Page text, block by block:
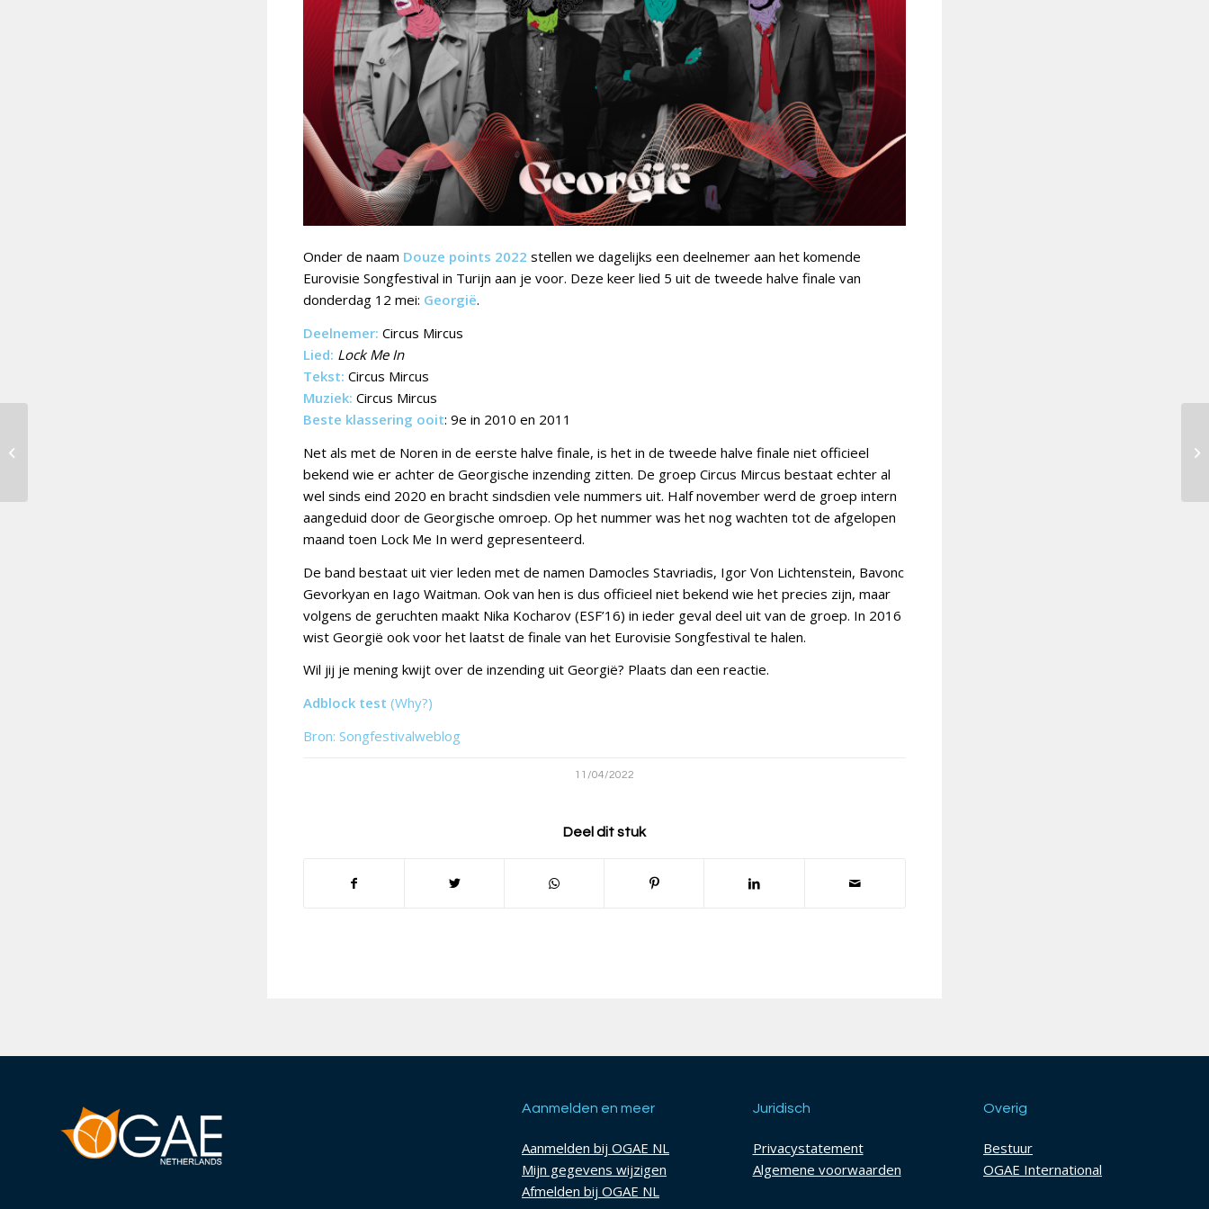
Onder de naam Douze points 2022 stellen we dagelijks een deelnemer aan het komende
Eurovisie Songfestival in Turijn aan je voor. Deze keer lied 5 uit de tweede halve finale van
donderdag 12 mei: Georgië.
Deelnemer: Circus Mircus
Lied: Lock Me In
Tekst: Circus Mircus
Muziek: Circus Mircus
Beste klassering ooit: 9e in 2010 en 2011
Net als met de Noren in de eerste halve finale, is het in de tweede halve finale niet officieel
bekend wie er achter de Georgische inzending zitten. De groep Circus Mircus bestaat echter al
wel sinds eind 2020 en bracht sindsdien vele nummers uit. Half november werd de groep intern
aangeduid door de Georgische omroep. Op het nummer was het nog wachten tot de afgelopen
maand toen Lock Me In werd gepresenteerd.
De band bestaat uit vier leden met de namen Damocles Stavriadis, Igor Von Lichtenstein, Bavonc
Gevorkyan en Iago Waitman. Ook van hen is dus officieel niet bekend wie het precies zijn, maar
volgens de geruchten maakt Nika Kocharov (ESF’16) in ieder geval deel uit van de groep. In 2016
wist Georgië ook voor het laatst de finale van het Eurovisie Songfestival te halen.
Wil jij je mening kwijt over de inzending uit Georgië? Plaats dan een reactie.
Adblock test (Why?)
Bron: Songfestivalweblog
11/04/2022
Deel dit stuk
Aanmelden en meer
Aanmelden bij OGAE NL
Mijn gegevens wijzigen
Afmelden bij OGAE NL
Juridisch
Privacystatement
Algemene voorwaarden
Overig
Bestuur
OGAE International